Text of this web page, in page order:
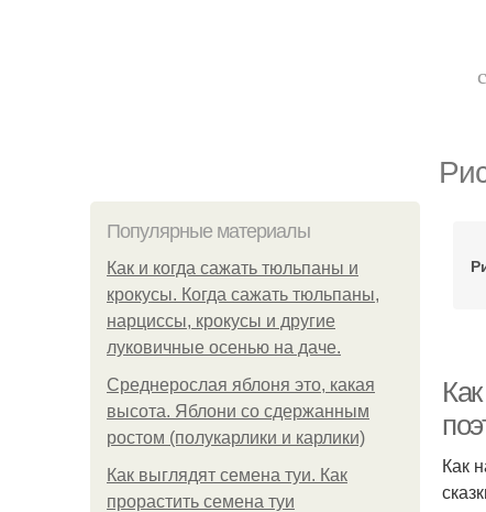
Популярные материалы
Как и когда сажать тюльпаны и
крокусы. Когда сажать тюльпаны,
нарциссы, крокусы и другие
луковичные осенью на даче.
Среднерослая яблоня это, какая
высота. Яблони со сдержанным
ростом (полукарлики и карлики)
Как выглядят семена туи. Как
прорастить семена туи
Как